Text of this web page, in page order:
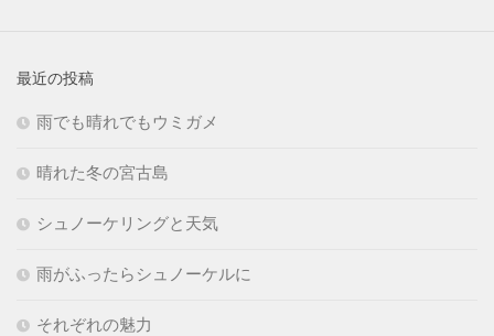
最近の投稿
雨でも晴れでもウミガメ
晴れた冬の宮古島
シュノーケリングと天気
雨がふったらシュノーケルに
それぞれの魅力